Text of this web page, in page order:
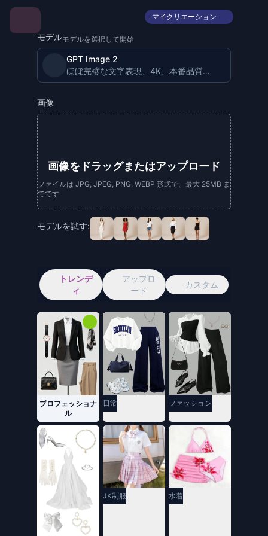
マイクリエーション
モデルモデルを選択して開始
GPT Image 2
ほぼ完璧な文字表現、4K、本番品質の画像生成。
画像
画像をドラッグまたはアップロード
ファイルは JPG, JPEG, PNG, WEBP 形式で、最大 25MB ま
でです
モデルを試す:
トレンデ
ィ
アップロ
ード
カスタム
プロフェッショナ
ル
日常 ファッション
JK制服 水着